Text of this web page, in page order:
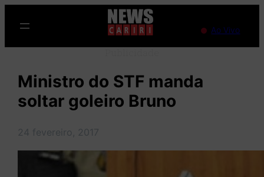
para
o
Ao Vivo
Ministro do STF manda
soltar goleiro Bruno
24 fevereiro, 2017